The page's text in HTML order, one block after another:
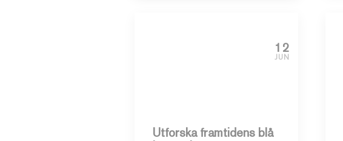
12
JUN
Utforska framtidens blå